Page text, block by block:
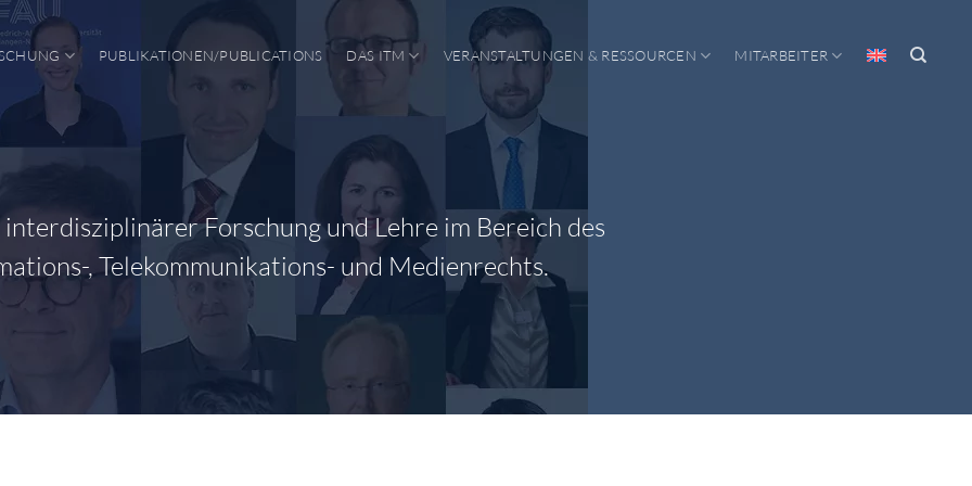
PUBLIKATIONEN/PUBLICATIONS DAS ITM VERANSTALTUNGEN & RESSOURCEN MITARBEITER
Forschung und Lehre im Bereich des
, Telekommunikations- und Medienrechts.